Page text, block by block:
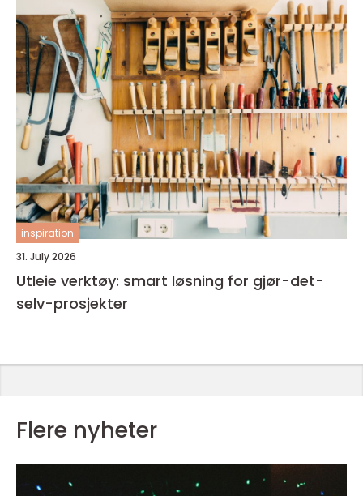
inspiration
31. July 2026
Utleie verktøy: smart løsning for gjør-det-
selv-prosjekter
Flere nyheter